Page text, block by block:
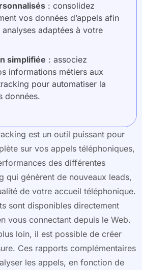
: consolidez
vos données d’appels afin
analyses adaptées à votre
simplifiée : associez
informations métiers aux
pour automatiser la
données.
est un outil puissant pour
sur vos appels téléphoniques,
des différentes
qui génèrent de nouveaux leads,
de votre accueil téléphonique.
sont disponibles directement
vous connectant depuis le Web.
loin, il est possible de créer
Ces rapports complémentaires
les appels, en fonction de